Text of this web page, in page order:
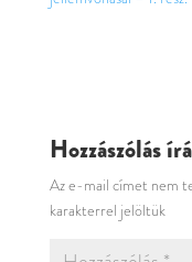
Hozzászólás
Az e-mail címet nem
karakterrel jelöltük